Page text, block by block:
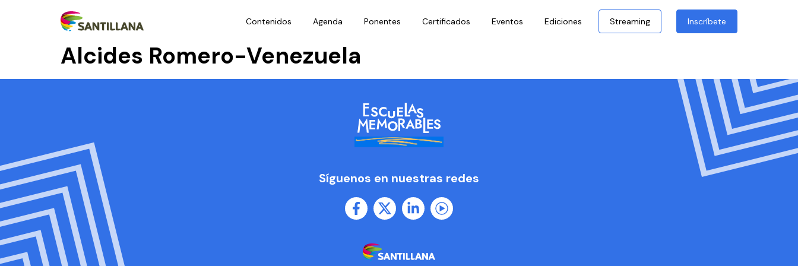
Contenidos Agenda Ponentes Certificados Eventos Ediciones Streaming Inscríbete
Alcides Romero-Venezuela
Síguenos en nuestras redes